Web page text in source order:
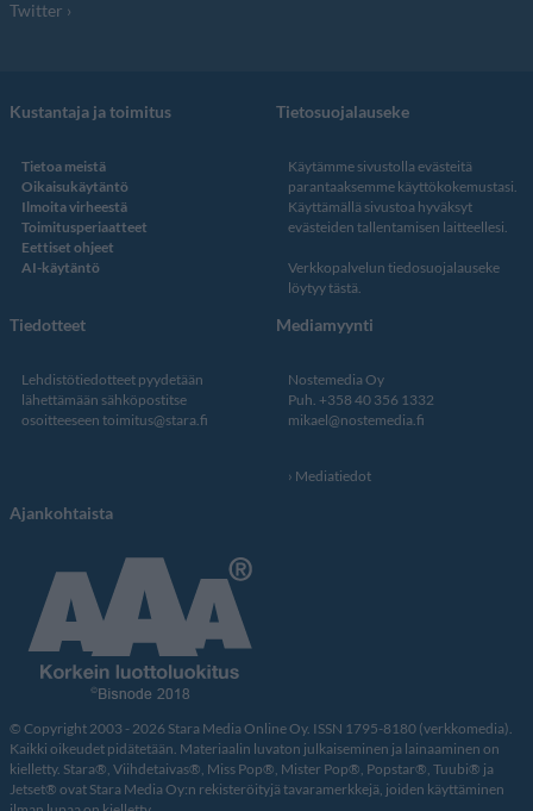
Twitter
Kustantaja ja toimitus
Tietoa meistä
Oikaisukäytäntö
Ilmoita virheestä
Toimitusperiaatteet
Eettiset ohjeet
AI-käytäntö
Tietosuojalauseke
Käytämme sivustolla evästeitä
parantaaksemme käyttökokemustasi.
Käyttämällä sivustoa hyväksyt
evästeiden tallentamisen laitteellesi.
Verkkopalvelun tiedosuojalauseke
löytyy tästä.
Tiedotteet
Lehdistötiedotteet pyydetään
lähettämään sähköpostitse
osoitteeseen toimitus@stara.fi
Mediamyynti
Nostemedia Oy
Puh. +358 40 356 1332
mikael@nostemedia.fi
Mediatiedot
Ajankohtaista
© Copyright 2003 - 2026 Stara Media Online Oy. ISSN 1795-8180 (verkkomedia).
Kaikki oikeudet pidätetään. Materiaalin luvaton julkaiseminen ja lainaaminen on
kielletty. Stara®, Viihdetaivas®, Miss Pop®, Mister Pop®, Popstar®, Tuubi® ja
Jetset® ovat Stara Media Oy:n rekisteröityjä tavaramerkkejä, joiden käyttäminen